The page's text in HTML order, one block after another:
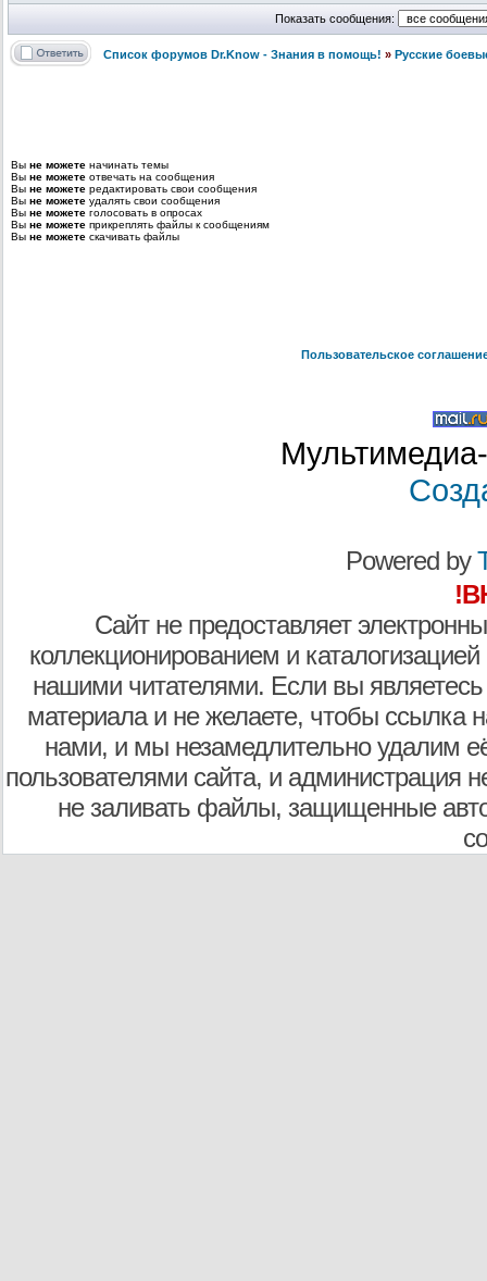
Показать сообщения:
Список форумов Dr.Know - Знания в помощь! » Русские
Вы не можете начинать темы
Вы не можете отвечать на сообщения
Вы не можете редактировать свои сообщения
Вы не можете удалять свои сообщения
Вы не можете голосовать в опросах
Вы не можете прикреплять файлы к сообщениям
Вы не можете скачивать файлы
Пользовательское
Powered by
Сайт не предоставляет
коллекционированием и
нашими читателями. Если вы являетесь
материала и не желаете, чтобы ссылка
нами, и мы незамедлительно удалим
пользователями сайта, и администрация
не заливать файлы, защищенные